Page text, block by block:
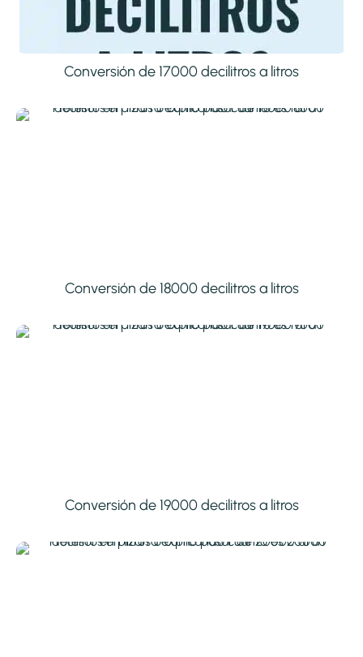
Conversión de 17000 decilitros a litros
Conversión de 18000 decilitros a litros
Conversión de 19000 decilitros a litros